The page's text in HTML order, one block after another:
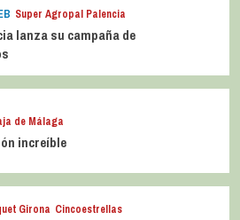
Super Agropal Palencia
lanza su campaña de
de Málaga
increíble
Girona Cincoestrellas